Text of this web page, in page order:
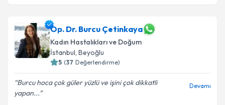
Op. Dr. Burcu Çetinkaya
Kadın Hastalıkları ve Doğum
İstanbul, Beyoğlu
5 (37 Değerlendirme)
Burcu hoca çok güler yüzlü ve işini çok dikkatli
yapan...
Devamı